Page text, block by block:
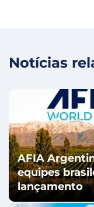
Notícias
AFIA
equipes
lançamento